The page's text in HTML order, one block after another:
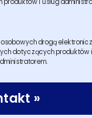
i usług
drogą
dotyczących produktów i
»